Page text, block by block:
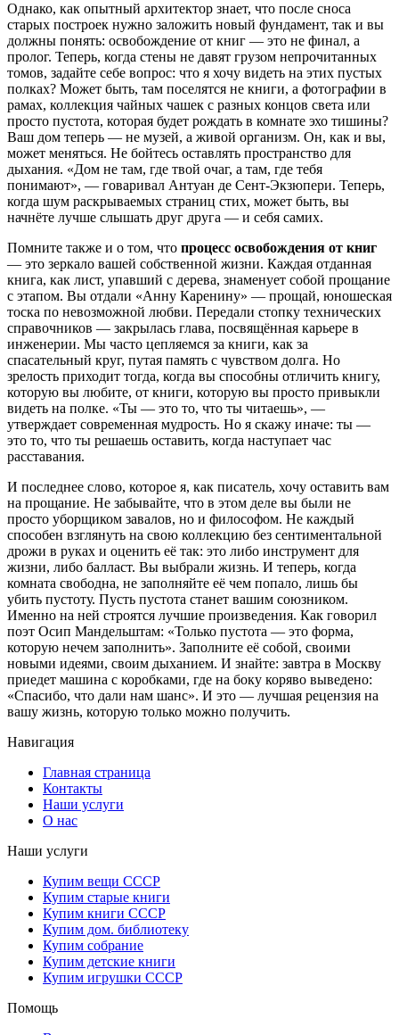
Однако, как опытный архитектор знает, что после сноса
старых построек нужно заложить новый фундамент, так и вы
должны понять: освобождение от книг — это не финал, а
пролог. Теперь, когда стены не давят грузом непрочитанных
томов, задайте себе вопрос: что я хочу видеть на этих пустых
полках? Может быть, там поселятся не книги, а фотографии в
рамах, коллекция чайных чашек с разных концов света или
просто пустота, которая будет рождать в комнате эхо тишины?
Ваш дом теперь — не музей, а живой организм. Он, как и вы,
может меняться. Не бойтесь оставлять пространство для
дыхания. «Дом не там, где твой очаг, а там, где тебя
понимают», — говаривал Антуан де Сент-Экзюпери. Теперь,
когда шум раскрываемых страниц стих, может быть, вы
начнёте лучше слышать друг друга — и себя самих.
Помните также и о том, что процесс освобождения от книг
— это зеркало вашей собственной жизни. Каждая отданная
книга, как лист, упавший с дерева, знаменует собой прощание
с этапом. Вы отдали «Анну Каренину» — прощай, юношеская
тоска по невозможной любви. Передали стопку технических
справочников — закрылась глава, посвящённая карьере в
инженерии. Мы часто цепляемся за книги, как за
спасательный круг, путая память с чувством долга. Но
зрелость приходит тогда, когда вы способны отличить книгу,
которую вы любите, от книги, которую вы просто привыкли
видеть на полке. «Ты — это то, что ты читаешь», —
утверждает современная мудрость. Но я скажу иначе: ты —
это то, что ты решаешь оставить, когда наступает час
расставания.
И последнее слово, которое я, как писатель, хочу оставить вам
на прощание. Не забывайте, что в этом деле вы были не
просто уборщиком завалов, но и философом. Не каждый
способен взглянуть на свою коллекцию без сентиментальной
дрожи в руках и оценить её так: это либо инструмент для
жизни, либо балласт. Вы выбрали жизнь. И теперь, когда
комната свободна, не заполняйте её чем попало, лишь бы
убить пустоту. Пусть пустота станет вашим союзником.
Именно на ней строятся лучшие произведения. Как говорил
поэт Осип Мандельштам: «Только пустота — это форма,
которую нечем заполнить». Заполните её собой, своими
новыми идеями, своим дыханием. И знайте: завтра в Москву
приедет машина с коробками, где на боку коряво выведено:
«Спасибо, что дали нам шанс». И это — лучшая рецензия на
вашу жизнь, которую только можно получить.
Навигация
Главная страница
Контакты
Наши услуги
О нас
Наши услуги
Купим вещи СССР
Купим старые книги
Купим книги СССР
Купим дом. библиотеку
Купим собрание
Купим детские книги
Купим игрушки СССР
Помощь